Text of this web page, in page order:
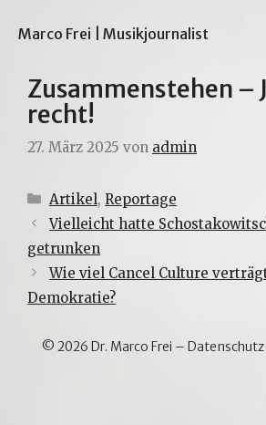
InhaltMarco Frei | Musikjournalist
Zusammenstehen –
recht!
27. März 2025 von admin
Kategorien
Artikel, Reportage
Vielleicht hatte
getrunken
Wie viel Cancel Culture
Demokratie?
© 2026 Dr. Marco Frei – Datenschutz